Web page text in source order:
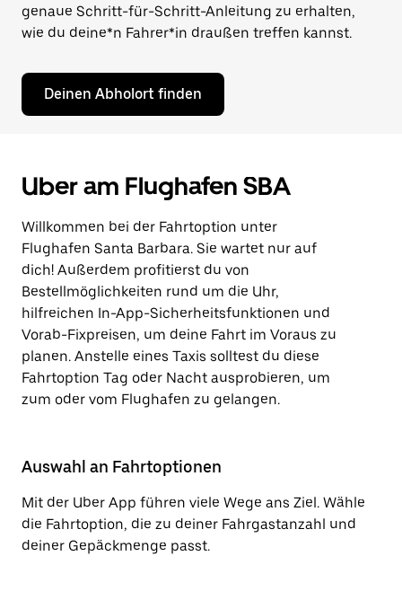
genaue Schritt-für-Schritt-Anleitung zu erhalten,
wie du deine*n Fahrer*in draußen treffen kannst.
Deinen Abholort finden
Uber am Flughafen SBA
Willkommen bei der Fahrtoption unter
Flughafen Santa Barbara. Sie wartet nur auf
dich! Außerdem profitierst du von
Bestellmöglichkeiten rund um die Uhr,
hilfreichen In-App-Sicherheitsfunktionen und
Vorab-Fixpreisen, um deine Fahrt im Voraus zu
planen. Anstelle eines Taxis solltest du diese
Fahrtoption Tag oder Nacht ausprobieren, um
zum oder vom Flughafen zu gelangen.
Auswahl an Fahrtoptionen
Mit der Uber App führen viele Wege ans Ziel. Wähle
die Fahrtoption, die zu deiner Fahrgastanzahl und
deiner Gepäckmenge passt.